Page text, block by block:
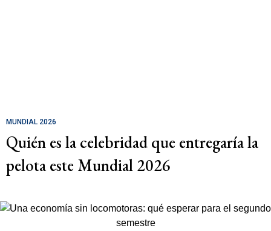
MUNDIAL 2026
Quién es la celebridad que entregaría la
pelota este Mundial 2026